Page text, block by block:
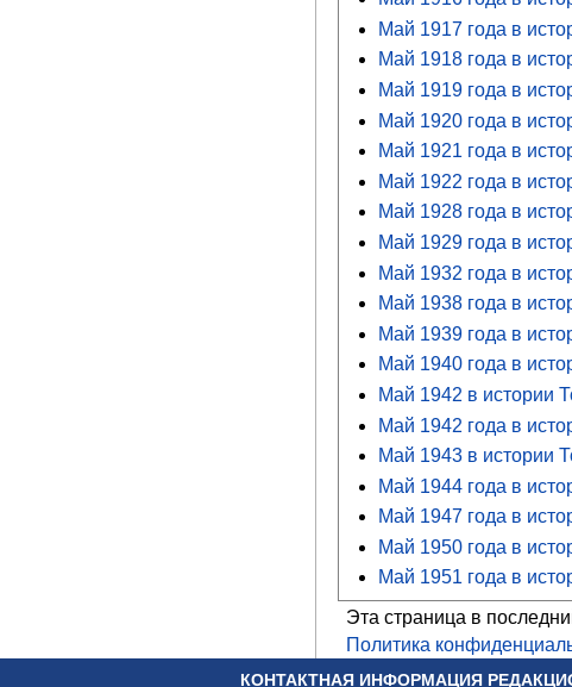
Май 1917 года в
Май 1918 года в
Май 1919 года в
Май 1920 года в
Май 1921 года в
Май 1922 года в
Май 1928 года в
Май 1929 года в
Май 1932 года в
Май 1938 года в
Май 1939 года в
Май 1940 года в
Май 1942 в истории
Май 1942 года в
Май 1943 в истории
Май 1944 года в
Май 1947 года в
Май 1950 года в
Май 1951 года в
Эта страница в
Политика
КОНТАКТНАЯ ИНФОРМАЦИЯ